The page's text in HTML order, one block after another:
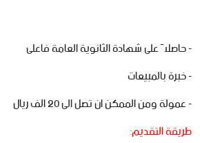
‏- حاصلاً على شهادة الثانوية العامة فاعلى
‏- خبرة بالمبيعات
‏- عمولة ومن الممكن ان تصل الى 20 الف ريال
طريقة التقديم: